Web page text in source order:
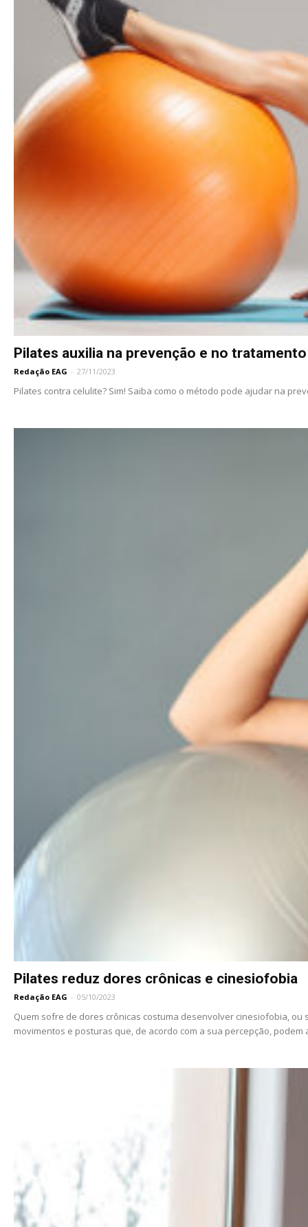
Pilates auxilia na prevenção e no
Redação EAG - 27/11/2023
Pilates contra celulite? Sim! Saiba como o método pode ajudar na
Pilates reduz dores crônicas e cinesiofobia
Redação EAG - 05/10/2023
Quem sofre de dores crônicas costuma desenvolver cinesiofobia,
movimentos e posturas que, de acordo com a sua percepção, podem